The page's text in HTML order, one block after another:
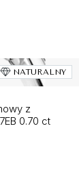
NATURALNY
z
0.70 ct